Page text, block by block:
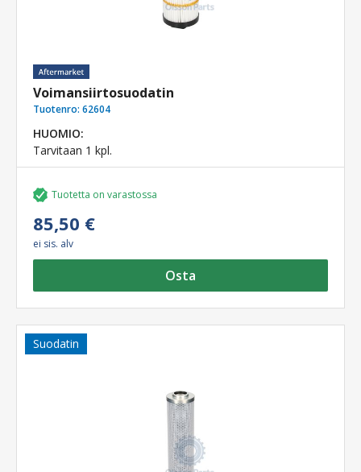
Voimansiirtosuodatin
Tuotenro: 62604
HUOMIO:
Tarvitaan 1 kpl.
Tuotetta on varastossa
85,50 €
ei sis. alv
Osta
Suodatin